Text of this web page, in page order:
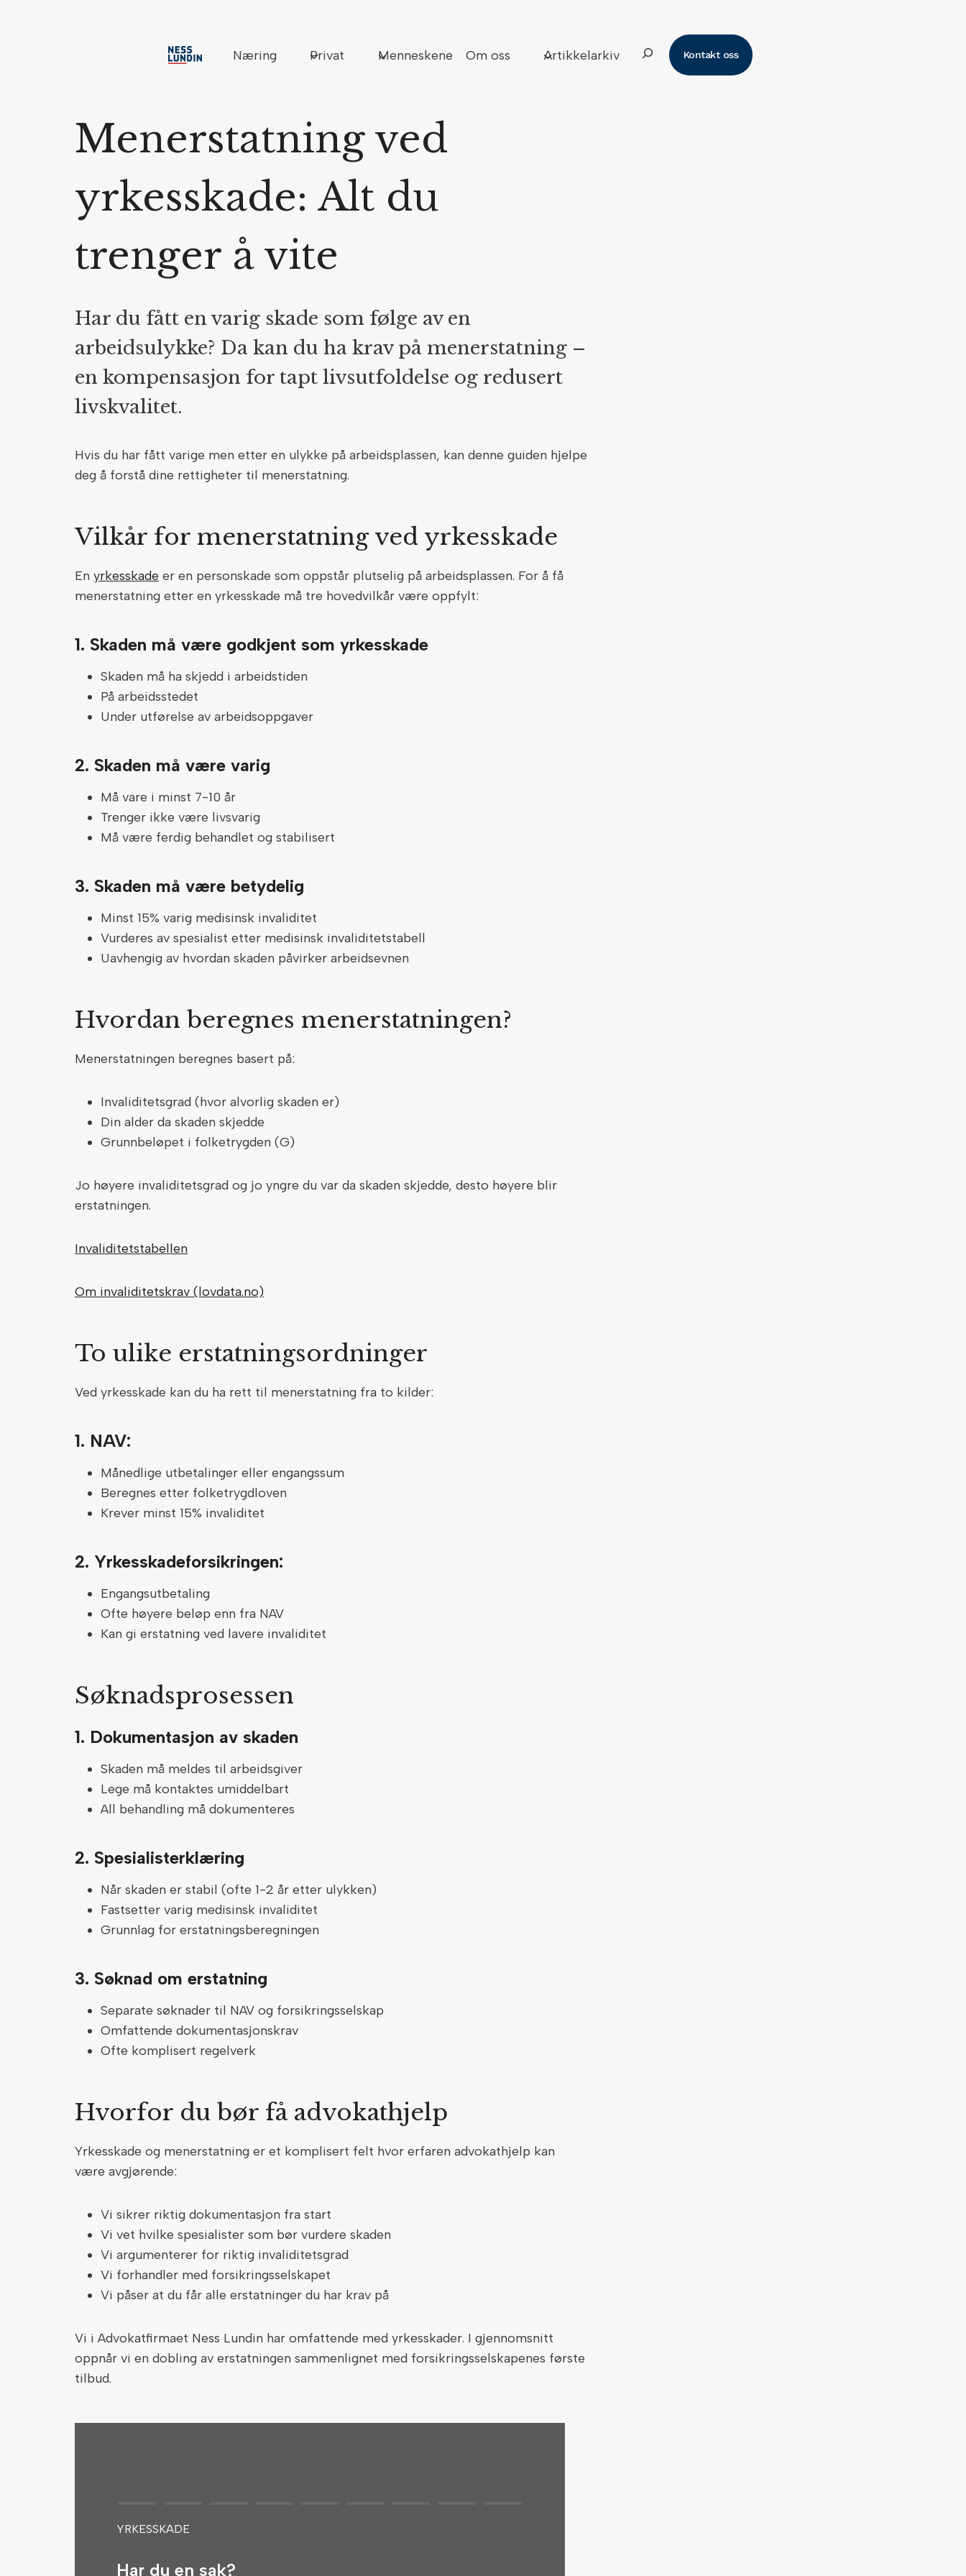
Næring Privat Menneskene Om oss Artikkelarkiv Søk Kontakt oss
Menerstatning ved
yrkesskade: Alt du
trenger å vite
Har du fått en varig skade som følge av en
arbeidsulykke? Da kan du ha krav på menerstatning –
en kompensasjon for tapt livsutfoldelse og redusert
livskvalitet.
Hvis du har fått varige men etter en ulykke på arbeidsplassen, kan denne guiden hjelpe
deg å forstå dine rettigheter til menerstatning.
Vilkår for menerstatning ved yrkesskade
En yrkesskade er en personskade som oppstår plutselig på arbeidsplassen. For å få
menerstatning etter en yrkesskade må tre hovedvilkår være oppfylt:
1. Skaden må være godkjent som yrkesskade
Skaden må ha skjedd i arbeidstiden
På arbeidsstedet
Under utførelse av arbeidsoppgaver
2. Skaden må være varig
Må vare i minst 7-10 år
Trenger ikke være livsvarig
Må være ferdig behandlet og stabilisert
3. Skaden må være betydelig
Minst 15% varig medisinsk invaliditet
Vurderes av spesialist etter medisinsk invaliditetstabell
Uavhengig av hvordan skaden påvirker arbeidsevnen
Hvordan beregnes menerstatningen?
Menerstatningen beregnes basert på:
Invaliditetsgrad (hvor alvorlig skaden er)
Din alder da skaden skjedde
Grunnbeløpet i folketrygden (G)
Jo høyere invaliditetsgrad og jo yngre du var da skaden skjedde, desto høyere blir
erstatningen.
Invaliditetstabellen
Om invaliditetskrav (lovdata.no)
To ulike erstatningsordninger
Ved yrkesskade kan du ha rett til menerstatning fra to kilder:
1. NAV:
Månedlige utbetalinger eller engangssum
Beregnes etter folketrygdloven
Krever minst 15% invaliditet
2. Yrkesskadeforsikringen:
Engangsutbetaling
Ofte høyere beløp enn fra NAV
Kan gi erstatning ved lavere invaliditet
Søknadsprosessen
1. Dokumentasjon av skaden
Skaden må meldes til arbeidsgiver
Lege må kontaktes umiddelbart
All behandling må dokumenteres
2. Spesialisterklæring
Når skaden er stabil (ofte 1-2 år etter ulykken)
Fastsetter varig medisinsk invaliditet
Grunnlag for erstatningsberegningen
3. Søknad om erstatning
Separate søknader til NAV og forsikringsselskap
Omfattende dokumentasjonskrav
Ofte komplisert regelverk
Hvorfor du bør få advokathjelp
Yrkesskade og menerstatning er et komplisert felt hvor erfaren advokathjelp kan
være avgjørende:
Vi sikrer riktig dokumentasjon fra start
Vi vet hvilke spesialister som bør vurdere skaden
Vi argumenterer for riktig invaliditetsgrad
Vi forhandler med forsikringsselskapet
Vi påser at du får alle erstatninger du har krav på
Vi i Advokatfirmaet Ness Lundin har omfattende med yrkesskader. I gjennomsnitt
oppnår vi en dobling av erstatningen sammenlignet med forsikringsselskapenes første
tilbud.